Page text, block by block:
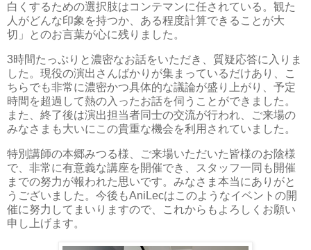
白くするための選択肢はコンテマンに任されている。観た
人がどんな印象を持つか、ある程度計算できることが大
切」とのお言葉が心に残りました。
3時間たっぷりと濃密なお話をいただき、質疑応答に入りま
した。現役の演出さんばかりが集まっているだけあり、こ
ちらでも非常に濃密かつ具体的な議論が盛り上がり、予定
時間を超過して熱の入ったお話を伺うことができました。
また、終了後は演出担当者同士の交流が行われ、ご来場の
みなさまも大いにこの貴重な機会を利用されていました。
特別講師の本郷みつる様、ご来場いただいた皆様のお陰様
で、非常に有意義な講座を開催でき、スタッフ一同も開催
までの努力が報われた思いです。みなさま本当にありがと
うございました。今後もAniLecはこのようなイベントの開
催に努力してまいりますので、これからもよろしくお願い
申し上げます。